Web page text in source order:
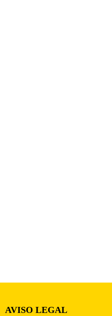
AVISO LEGAL